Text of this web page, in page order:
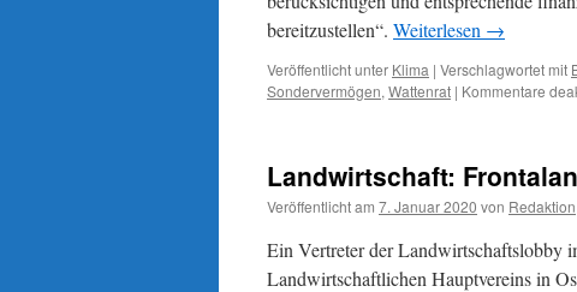
bereitzustellen“. Weiterlesen →
Veröffentlicht unter Klima | Verschlagwortet mit
Sondervermögen, Wattenrat | Kommentare
Landwirtschaft:
Veröffentlicht am 7. Januar 2020 von Redaktion
Ein Vertreter der Landwirtschaftslobby
Landwirtschaftlichen Hauptvereins in